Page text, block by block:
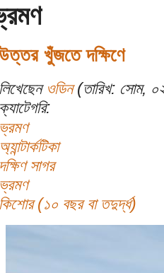
খুঁজতে দক্ষিণে
লিখেছেন ওডিন(তারিখ: সোম,
ক্যাটেগরি:
ভ্রমণ
অ্যান্টার্কটিকা
দক্ষিণ সাগর
ভ্রমণ
কিশোর (১০ বছর বা তদুর্দ্ধ)